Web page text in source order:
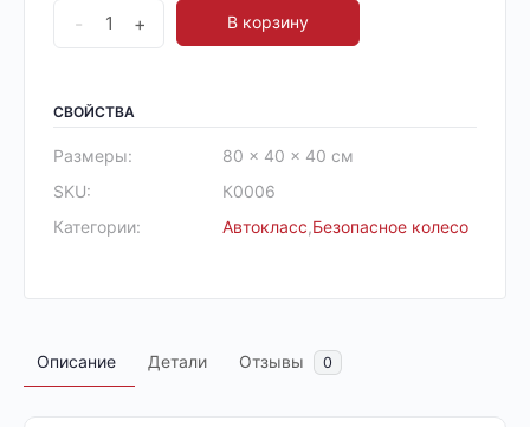
- + В корзину
СВОЙСТВА
Размеры:
80 × 40 × 40 см
SKU:
К0006
Категории:
Автокласс,Безопасное колесо
Описание Детали Отзывы 0